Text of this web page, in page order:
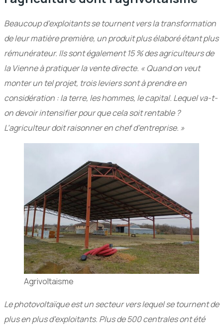
Beaucoup d’exploitants se tournent vers la transformation
de leur matière première, un produit plus élaboré étant plus
rémunérateur. Ils sont également 15 % des agriculteurs de
la Vienne à pratiquer la vente directe. « Quand on veut
monter un tel projet, trois leviers sont à prendre en
considération : la terre, les hommes, le capital. Lequel va-t-
on devoir intensifier pour que cela soit rentable ?
L’agriculteur doit raisonner en chef d’entreprise. »
Agrivoltaisme
Le photovoltaïque est un secteur vers lequel se tournent de
plus en plus d’exploitants. Plus de 500 centrales ont été